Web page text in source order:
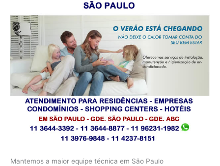
Mantemos a maior equipe técnica em São Paulo